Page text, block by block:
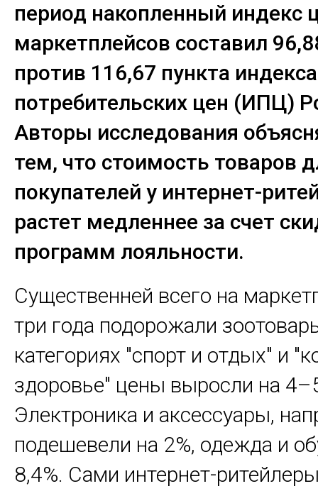
период накопленный индекс
маркетплейсов составил
против 116,67 пункта индекса
потребительских цен (ИПЦ)
Авторы исследования
тем, что стоимость товаров
покупателей у интернет-
растет медленнее за счет
программ лояльности.
Существенней всего на
три года подорожали
категориях "спорт и отдых" и
здоровье" цены выросли на
Электроника и аксессуары,
подешевели на 2%, одежда и
8,4%. Сами интернет-